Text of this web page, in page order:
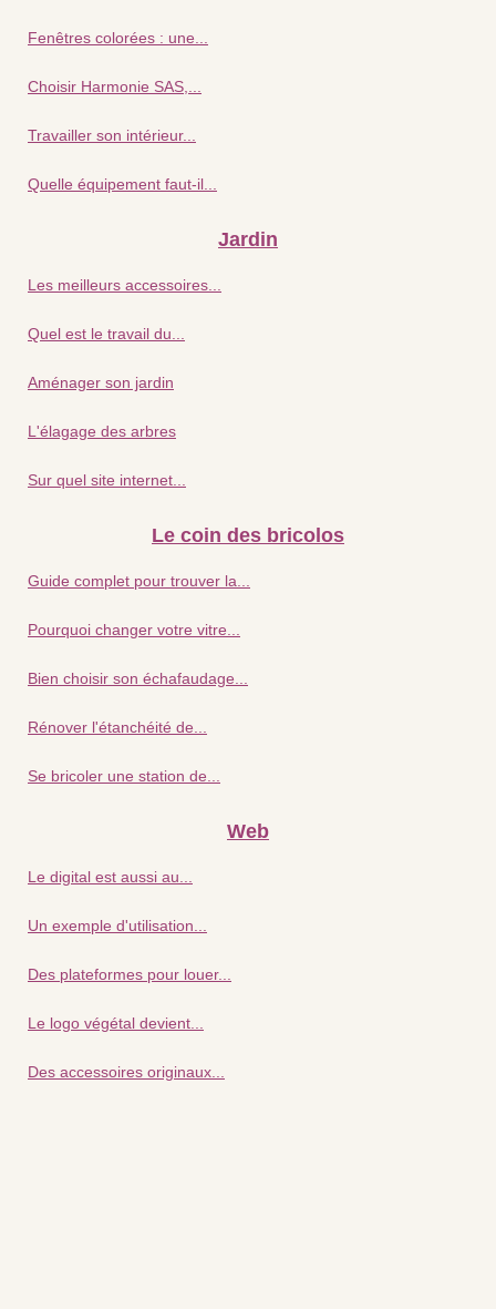
Fenêtres colorées : une...
Choisir Harmonie SAS,...
Travailler son intérieur...
Quelle équipement faut-il...
Jardin
Les meilleurs accessoires...
Quel est le travail du...
Aménager son jardin
L'élagage des arbres
Sur quel site internet...
Le coin des bricolos
Guide complet pour trouver la...
Pourquoi changer votre vitre...
Bien choisir son échafaudage...
Rénover l'étanchéité de...
Se bricoler une station de...
Web
Le digital est aussi au...
Un exemple d'utilisation...
Des plateformes pour louer...
Le logo végétal devient...
Des accessoires originaux...